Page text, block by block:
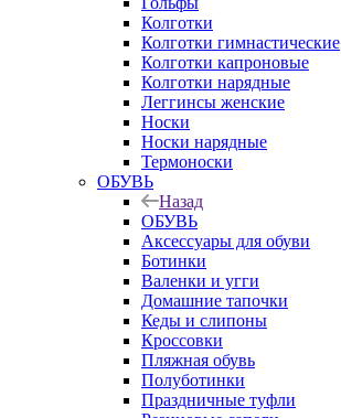
Колготки
Колготки гимнастические
Колготки капроновые
Колготки нарядные
Леггинсы женские
Носки
Носки нарядные
Термоноски
ОБУВЬ
Назад
ОБУВЬ
Аксессуары для обуви
Ботинки
Валенки и угги
Домашние тапочки
Кеды и слипоны
Кроссовки
Пляжная обувь
Полуботинки
Праздничные туфли